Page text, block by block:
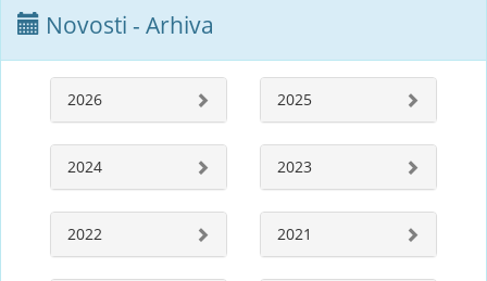
Novosti - Arhiva
2026 2025
2024 2023
2022 2021